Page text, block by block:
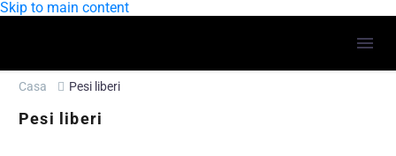
Skip to main content
Casa Pesi liberi
Pesi liberi